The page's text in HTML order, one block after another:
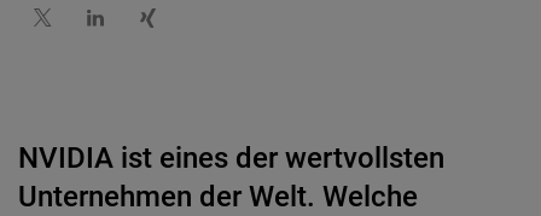
NVIDIA ist eines der wertvollsten
Unternehmen der Welt. Welche